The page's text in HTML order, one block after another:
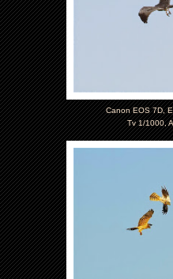
Canon EOS 7D,
Tv 1/1000,